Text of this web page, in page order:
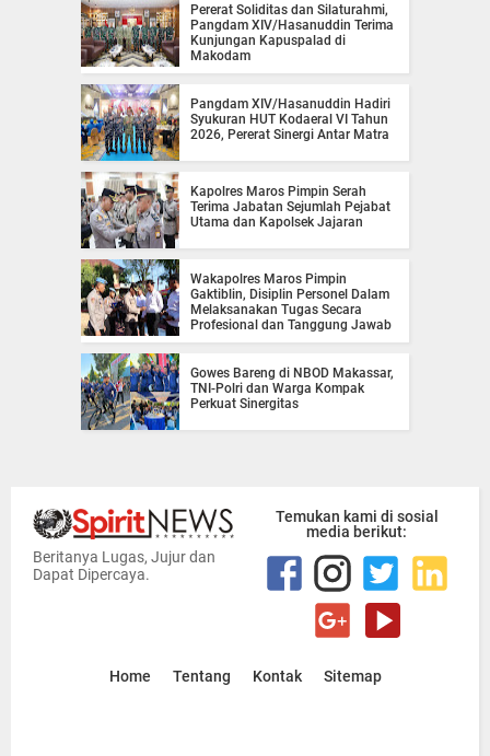
Pererat Soliditas dan Silaturahmi,
Pangdam XIV/Hasanuddin Terima
Kunjungan Kapuspalad di
Makodam
Pangdam XIV/Hasanuddin Hadiri
Syukuran HUT Kodaeral VI Tahun
2026, Pererat Sinergi Antar Matra
Kapolres Maros Pimpin Serah
Terima Jabatan Sejumlah Pejabat
Utama dan Kapolsek Jajaran
Wakapolres Maros Pimpin
Gaktiblin, Disiplin Personel Dalam
Melaksanakan Tugas Secara
Profesional dan Tanggung Jawab
Gowes Bareng di NBOD Makassar,
TNI-Polri dan Warga Kompak
Perkuat Sinergitas
Beritanya Lugas, Jujur dan
Dapat Dipercaya.
Temukan kami di sosial
media berikut:
Home Tentang Kontak Sitemap